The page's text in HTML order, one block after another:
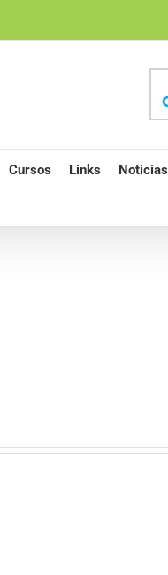
Cursos Links Noticias